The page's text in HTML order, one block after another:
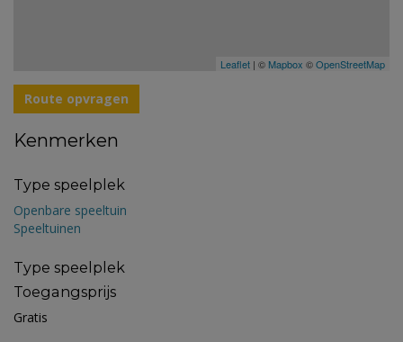
Leaflet | © Mapbox ©OpenStreetMap
Route opvragen
Kenmerken
Type speelplek
Openbare speeltuin
Speeltuinen
Type speelplek
Toegangsprijs
Gratis